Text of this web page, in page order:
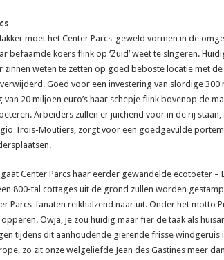
moet het Center Parcs-geweld vormen in de
befaamde koers flink op ‘Zuid’ weet te slngeren.
zinnen weten te zetten op goed beboste locatie met de
Goed voor een investering van slordige 300
20 miljoen euro’s haar schepje flink bovenop de
Arbeiders zullen er juichend voor in de rij staan,
Trois-Moutiers, zorgt voor een goedgevulde
Center Parcs haar eerder gewandelde ecotoeter –
800-tal cottages uit de grond zullen worden
Parcs-fanaten reikhalzend naar uit. Onder het motto
Owja, je zou huidig maar fier de taak als
tijdens dit aanhoudende gierende frisse windgeruis
zo zit onze welgeliefde Jean des Gastines meer